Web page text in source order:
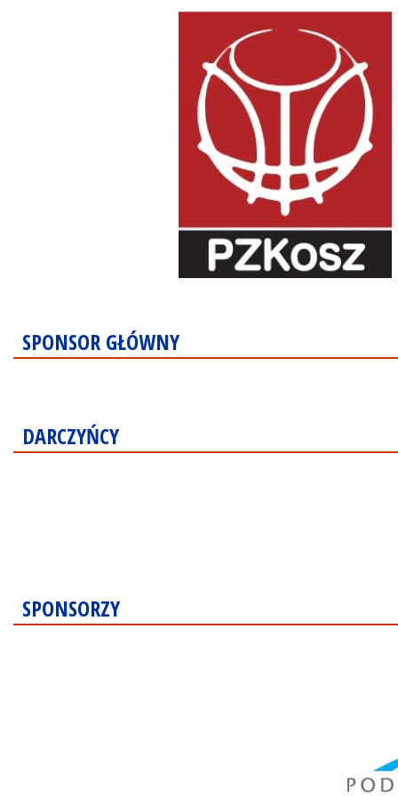
SPONSOR GŁÓWNY
DARCZYŃCY
SPONSORZY